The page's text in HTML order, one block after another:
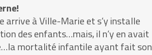
arrive à Ville-Marie et s’y installe
des enfants…mais, il n’y en avait
mortalité infantile ayant fait son